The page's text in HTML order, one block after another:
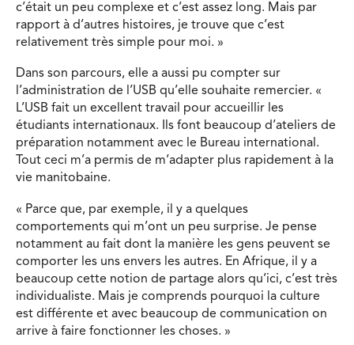
c’était un peu complexe et c’est assez long. Mais par
rapport à d’autres histoires, je trouve que c’est
relativement très simple pour moi. »
Dans son parcours, elle a aussi pu compter sur
l’administration de l’USB qu’elle souhaite remercier. «
L’USB fait un excellent travail pour accueillir les
étudiants internationaux. Ils font beaucoup d’ateliers de
préparation notamment avec le Bureau international.
Tout ceci m’a permis de m’adapter plus rapidement à la
vie manitobaine.
« Parce que, par exemple, il y a quelques
comportements qui m’ont un peu surprise. Je pense
notamment au fait dont la manière les gens peuvent se
comporter les uns envers les autres. En Afrique, il y a
beaucoup cette notion de partage alors qu’ici, c’est très
individualiste. Mais je comprends pourquoi la culture
est différente et avec beaucoup de communication on
arrive à faire fonctionner les choses. »